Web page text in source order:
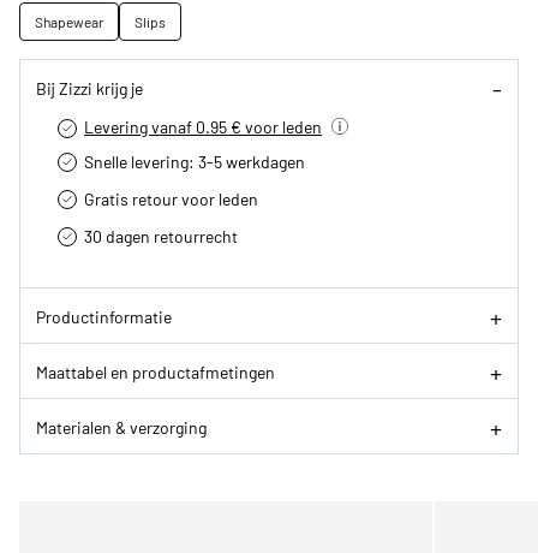
Shapewear Slips
Bij Zizzi krijg je
Levering vanaf 0.95 € voor leden
Snelle levering: 3-5 werkdagen
Gratis retour voor leden
30 dagen retourrecht­
Productinformatie
Maattabel en productafmetingen
Materialen & verzorging